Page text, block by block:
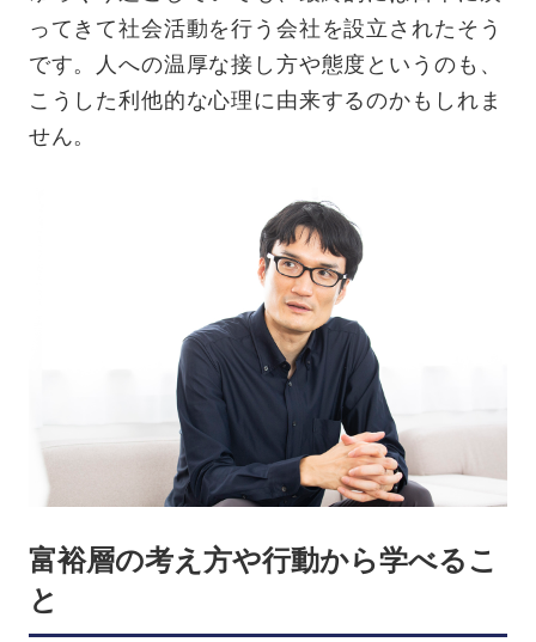
ってきて社会活動を行う会社を設立されたそう
です。人への温厚な接し方や態度というのも、
こうした利他的な心理に由来するのかもしれま
せん。
富裕層の考え方や行動から学べるこ
と